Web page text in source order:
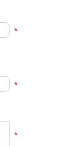
*
*
*